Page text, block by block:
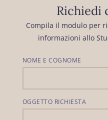
Richiedi
Compila il modulo per
informazioni allo
NOME E COGNOME
OGGETTO RICHIESTA